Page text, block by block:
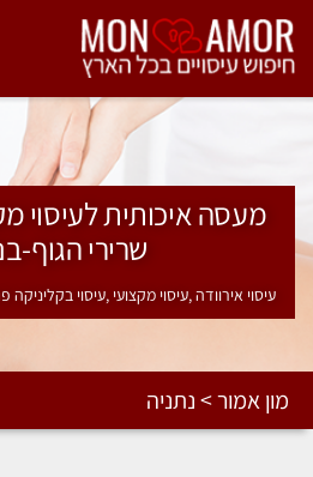
מעסה איכותית לעיסוי
שרירי הגוף-
עיסוי אירוודה ,עיסוי מקצועי ,עיסוי
מון אמור > נתניה